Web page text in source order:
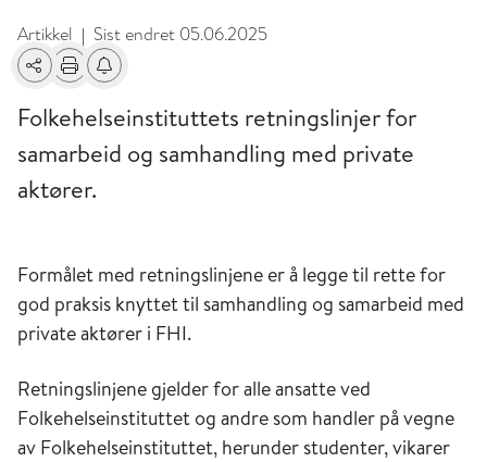
Artikkel | Sist endret 05.06.2025
Del Skriv utFå varsel om endringer
Folkehelseinstituttets retningslinjer for
samarbeid og samhandling med private
aktører.
Formålet med retningslinjene er å legge til rette for
god praksis knyttet til samhandling og samarbeid med
private aktører i FHI.
Retningslinjene gjelder for alle ansatte ved
Folkehelseinstituttet og andre som handler på vegne
av Folkehelseinstituttet, herunder studenter, vikarer